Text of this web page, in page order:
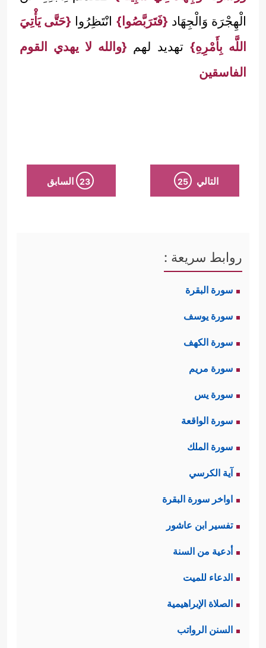
الْهِجْرَة وَالْجِهَاد {فَتَرَبَّصُوا} انْتَظِرُوا {حَتَّى يَأْتِيَ
اللَّه بِأَمْرِهِ}تهديد لهم {والله لا يهدي القوم
الفاسقين
التالي 25
23 السابق
روابط سريعة :
سورة البقرة
سورة يوسف
سورة الكهف
سورة مريم
سورة يس
سورة الواقعة
سورة الملك
آية الكرسي
اواخر سورة البقرة
تفسير ابن عاشور
أدعية من السنة
الدعاء للميت
الصلاة الإبراهيمية
السنن الرواتب